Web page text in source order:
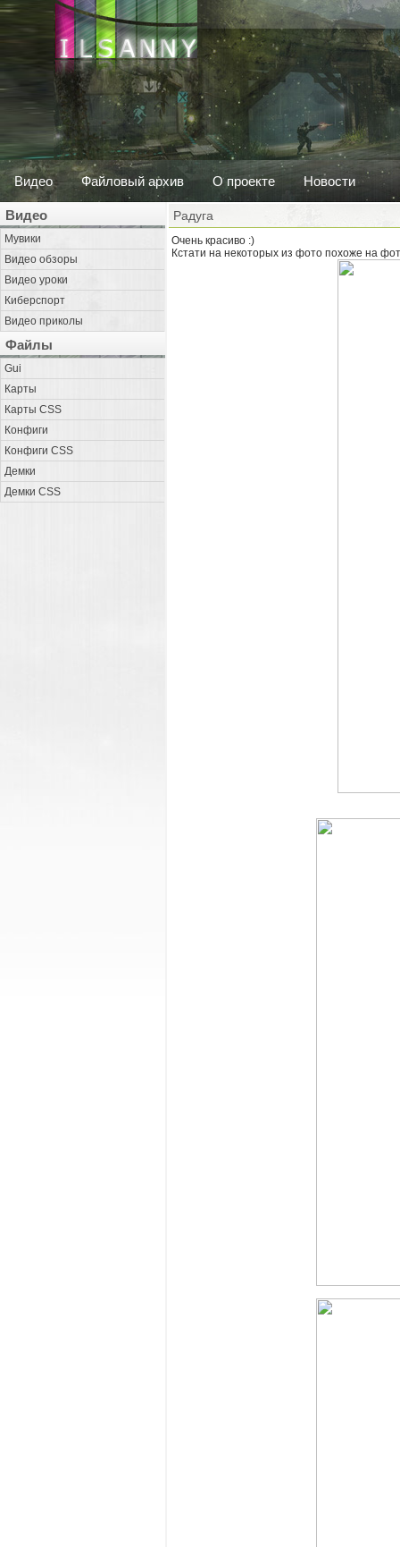
Видео Файловый архив О проекте Новости
Видео
Мувики
Видео обзоры
Видео уроки
Киберспорт
Видео приколы
Файлы
Gui
Карты
Карты CSS
Конфиги
Конфиги CSS
Демки
Демки CSS
Радуга
Очень красиво :)
Кстати на некоторых из фото похоже на